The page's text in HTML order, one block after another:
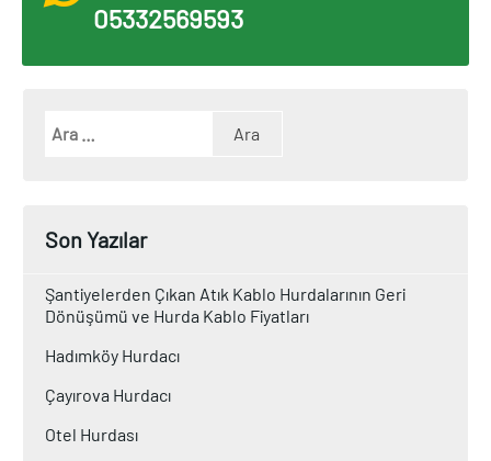
05332569593
Son Yazılar
Şantiyelerden Çıkan Atık Kablo Hurdalarının Geri
Dönüşümü ve Hurda Kablo Fiyatları
Hadımköy Hurdacı
Çayırova Hurdacı
Otel Hurdası